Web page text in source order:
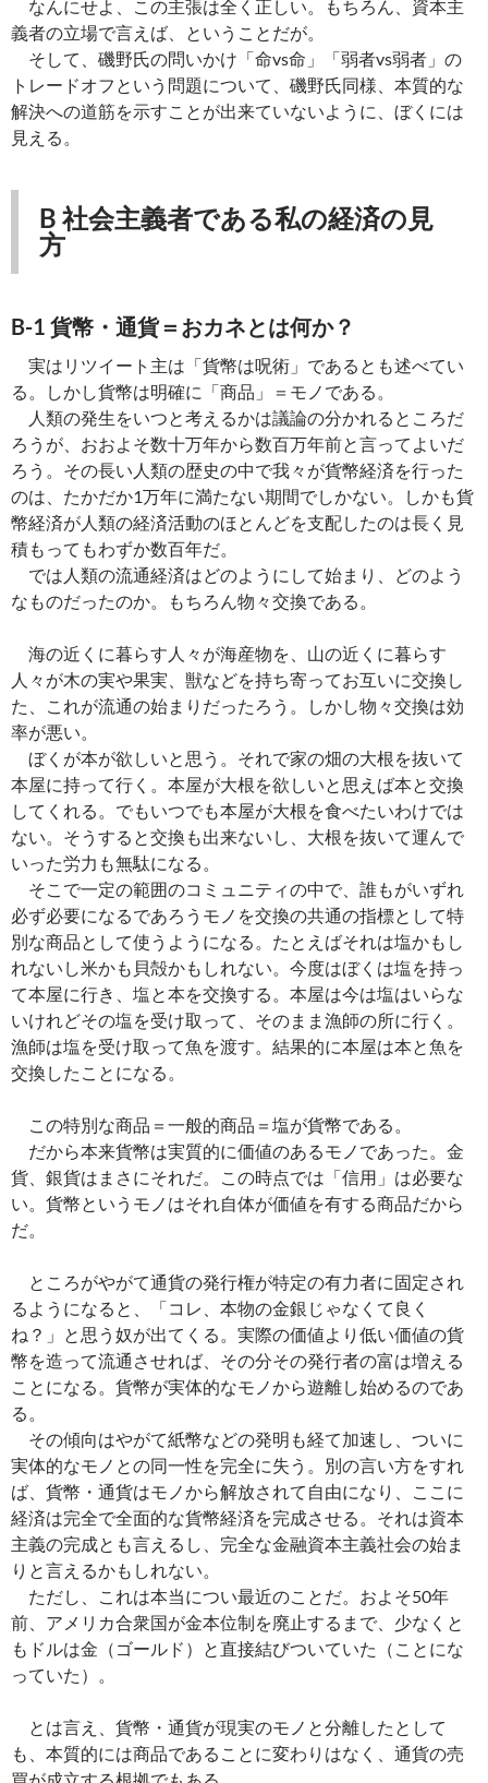
なんにせよ、この主張は全く正しい。もちろん、資本主
義者の立場で言えば、ということだが。
そして、磯野氏の問いかけ「命vs命」「弱者vs弱者」の
トレードオフという問題について、磯野氏同様、本質的な
解決への道筋を示すことが出来ていないように、ぼくには
見える。
B 社会主義者である私の経済の見
方
B-1 貨幣・通貨＝おカネとは何か？
実はリツイート主は「貨幣は呪術」であるとも述べてい
る。しかし貨幣は明確に「商品」＝モノである。
人類の発生をいつと考えるかは議論の分かれるところだ
ろうが、おおよそ数十万年から数百万年前と言ってよいだ
ろう。その長い人類の歴史の中で我々が貨幣経済を行った
のは、たかだか1万年に満たない期間でしかない。しかも貨
幣経済が人類の経済活動のほとんどを支配したのは長く見
積もってもわずか数百年だ。
では人類の流通経済はどのようにして始まり、どのよう
なものだったのか。もちろん物々交換である。
海の近くに暮らす人々が海産物を、山の近くに暮らす
人々が木の実や果実、獣などを持ち寄ってお互いに交換し
た、これが流通の始まりだったろう。しかし物々交換は効
率が悪い。
ぼくが本が欲しいと思う。それで家の畑の大根を抜いて
本屋に持って行く。本屋が大根を欲しいと思えば本と交換
してくれる。でもいつでも本屋が大根を食べたいわけでは
ない。そうすると交換も出来ないし、大根を抜いて運んで
いった労力も無駄になる。
そこで一定の範囲のコミュニティの中で、誰もがいずれ
必ず必要になるであろうモノを交換の共通の指標として特
別な商品として使うようになる。たとえばそれは塩かもし
れないし米かも貝殻かもしれない。今度はぼくは塩を持っ
て本屋に行き、塩と本を交換する。本屋は今は塩はいらな
いけれどその塩を受け取って、そのまま漁師の所に行く。
漁師は塩を受け取って魚を渡す。結果的に本屋は本と魚を
交換したことになる。
この特別な商品＝一般的商品＝塩が貨幣である。
だから本来貨幣は実質的に価値のあるモノであった。金
貨、銀貨はまさにそれだ。この時点では「信用」は必要な
い。貨幣というモノはそれ自体が価値を有する商品だから
だ。
ところがやがて通貨の発行権が特定の有力者に固定され
るようになると、「コレ、本物の金銀じゃなくて良く
ね？」と思う奴が出てくる。実際の価値より低い価値の貨
幣を造って流通させれば、その分その発行者の富は増える
ことになる。貨幣が実体的なモノから遊離し始めるのであ
る。
その傾向はやがて紙幣などの発明も経て加速し、ついに
実体的なモノとの同一性を完全に失う。別の言い方をすれ
ば、貨幣・通貨はモノから解放されて自由になり、ここに
経済は完全で全面的な貨幣経済を完成させる。それは資本
主義の完成とも言えるし、完全な金融資本主義社会の始ま
りと言えるかもしれない。
ただし、これは本当につい最近のことだ。およそ50年
前、アメリカ合衆国が金本位制を廃止するまで、少なくと
もドルは金（ゴールド）と直接結びついていた（ことにな
っていた）。
とは言え、貨幣・通貨が現実のモノと分離したとして
も、本質的には商品であることに変わりはなく、通貨の売
買が成立する根拠でもある。